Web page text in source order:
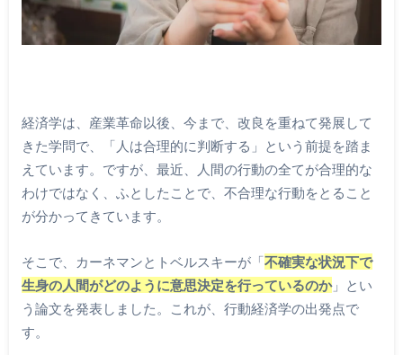
経済学は、産業革命以後、今まで、改良を重ねて発展して
きた学問で、「人は合理的に判断する」という前提を踏ま
えています。ですが、最近、人間の行動の全てが合理的な
わけではなく、ふとしたことで、不合理な行動をとること
が分かってきています。
そこで、カーネマンとトベルスキーが「不確実な状況下で
生身の人間がどのように意思決定を行っているのか」とい
う論文を発表しました。これが、行動経済学の出発点で
す。